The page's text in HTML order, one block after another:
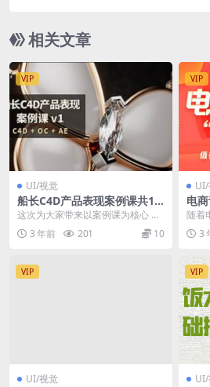
相关文章
VIP
UI/视觉
船长C4D产品表现案例课共10
个案例【全套更新含全部素
材】
这次为大家带来以案例课为核心 关
于产品渲染方面的系统讲解 目标让
大家快速高效的掌...
3 年前 201 10
VIP
电
随着
前的
竞争
3
VIP
UI/视觉
VIP